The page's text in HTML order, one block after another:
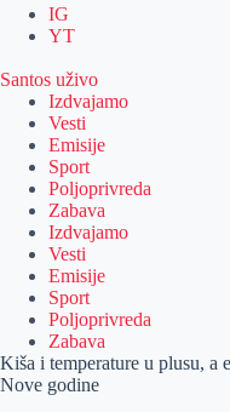
IG
YT
Santos uživo
Izdvajamo
Vesti
Emisije
Sport
Poljoprivreda
Zabava
Izdvajamo
Vesti
Emisije
Sport
Poljoprivreda
Zabava
Kiša i temperature u plusu, a
Nove godine